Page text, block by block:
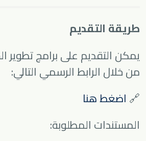
طريقة التقديم
يمكن التقديم على برامج تطوير
من خلال الرابط الرسمي التالي:
🔗 اضغط هنا
المستندات المطلوبة: